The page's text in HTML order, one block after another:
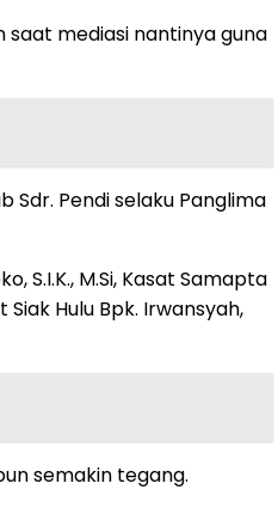
mediasi nantinya guna
Pendi selaku Panglima
S.I.K., M.Si, Kasat Samapta
Siak Hulu Bpk. Irwansyah,
semakin tegang.